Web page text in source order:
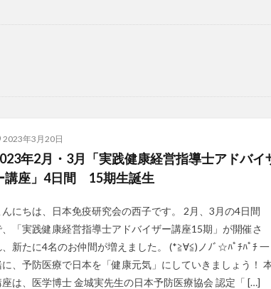
2023年3月20日
年2月・3月「実践健康経営指導士アドバイ
講座」4日間 15期生誕生
んにちは、日本免疫研究会の西子です。 2月、3月の4日間
、「実践健康経営指導士アドバイザー講座15期」が開催さ
、新たに4名のお仲間が増えました。 (*≧∀≦)ノﾉﾞ☆ﾊﾟﾁﾊﾟﾁ 一
に、予防医療で日本を「健康元気」にしていきましょう！
座は、医学博士 金城実先生の日本予防医療協会 認定「 […]